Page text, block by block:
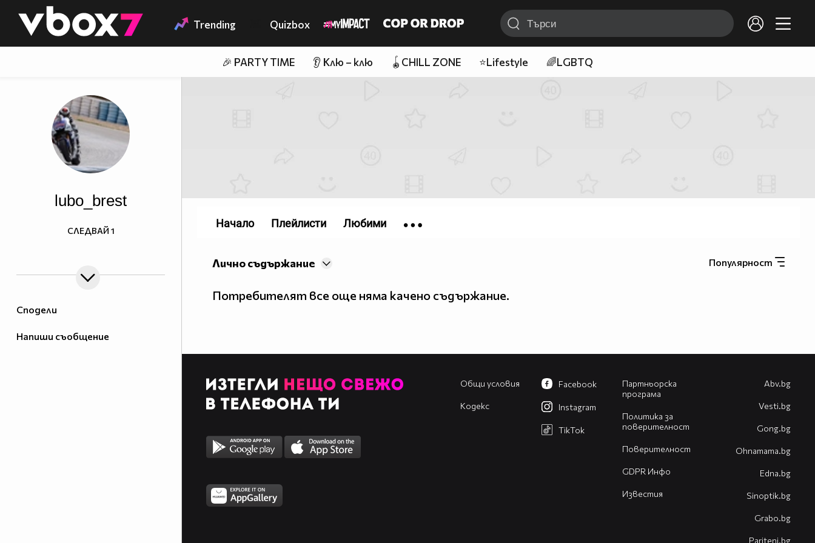
👾 Trending Quizbox
🎉 PARTY TIME 👂 Клю – клю 🪀CHILL ZONE ⭐Lifestyle 🌈LGBTQ
Сподели
Напиши съобщение
lubo_brest
СЛЕДВАЙ 1
Популярност
Лично съдържание
Потребителят все още няма качено съдържание.
Начало Плейлисти Любими
Общи условия
Кодекс
Партньорска
програма
Политика за
поверителност
Поверителност
GDPR Инфо
Известия
Facebook
Instagram
TikTok
Abv.bg
Vesti.bg
Gong.bg
Оhnamama.bg
Edna.bg
Sinoptik.bg
Grabo.bg
Pariteni.bg